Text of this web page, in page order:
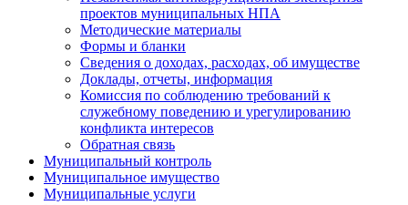
проектов муниципальных НПА
Методические материалы
Формы и бланки
Сведения о доходах, расходах, об имуществе
Доклады, отчеты, информация
Комиссия по соблюдению требований к
служебному поведению и урегулированию
конфликта интересов
Обратная связь
Муниципальный контроль
Муниципальное имущество
Муниципальные услуги